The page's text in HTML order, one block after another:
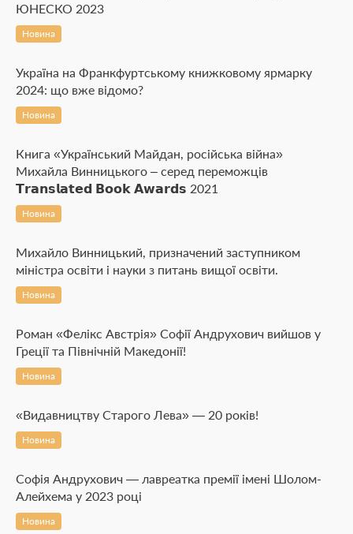
ЮНЕСКО 2023
Новина
Україна на Франкфуртському книжковому ярмарку
2024: що вже відомо?
Новина
Книга «Український Майдан, російська війна»
Михайла Винницького – серед переможців
𝗧𝗿𝗮𝗻𝘀𝗹𝗮𝘁𝗲𝗱 𝗕𝗼𝗼𝗸 𝗔𝘄𝗮𝗿𝗱𝘀 2021
Новина
Михайло Винницький, призначений заступником
міністра освіти і науки з питань вищої освіти.
Новина
Роман «Фелікс Австрія» Софії Андрухович вийшов у
Греції та Північній Македонії!
Новина
«Видавництву Старого Лева» — 20 років!
Новина
Софія Андрухович — лавреатка премії імені Шолом-
Алейхема у 2023 році
Новина